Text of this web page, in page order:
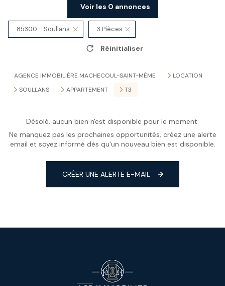
Voir les 0 annonces
85300 - Soullans 3 Pièces
Réinitialiser
AGENCE IMMOBILIÈRE MACHECOUL-SAINT-MÊME
LOCATION
SOULLANS
APPARTEMENT T3
Désolé, aucun bien n'est disponible pour le moment.
Ne manquez pas les prochaines opportunités, créez une alerte
email et soyez informé dès qu'un nouveau bien est disponible.
CRÉER UNE ALERTE E-MAIL